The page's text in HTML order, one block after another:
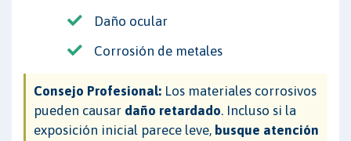
Daño ocular
Corrosión de metales
Consejo Profesional: Los materiales corrosivos
pueden causar daño retardado. Incluso si la
exposición inicial parece leve, busque atención